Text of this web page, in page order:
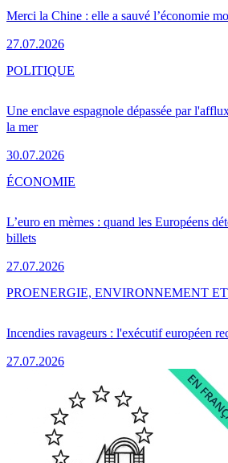
Merci la Chine : elle a sauvé l’économie
27.07.2026
Une enclave espagnole dépassée par
la mer
30.07.2026
POLITIQUE
L’euro en mèmes : quand les Européens
billets
27.07.2026
ÉCONOMIE
Incendies ravageurs : l'exécutif européen
27.07.2026
PROENERGIE, ENVIRONNEMENT